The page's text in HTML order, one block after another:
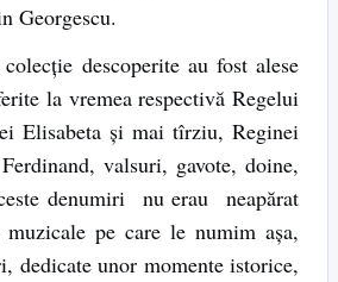
Georgescu.
descoperite au fost alese
la vremea respectivă Regelui
Elisabeta şi mai tîrziu, Reginei
valsuri, gavote, doine,
denumiri nu erau neapărat
muzicale pe care le numim aşa,
dedicate unor momente istorice,